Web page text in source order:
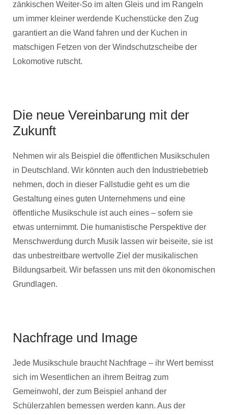
zänkischen Weiter-So im alten Gleis und im Rangeln
um immer kleiner werdende Kuchenstücke den Zug
garantiert an die Wand fahren und der Kuchen in
matschigen Fetzen von der Windschutzscheibe der
Lokomotive rutscht.
Die neue Vereinbarung mit der
Zukunft
Nehmen wir als Beispiel die öffentlichen Musikschulen
in Deutschland. Wir könnten auch den Industriebetrieb
nehmen, doch in dieser Fallstudie geht es um die
Gestaltung eines guten Unternehmens und eine
öffentliche Musikschule ist auch eines – sofern sie
etwas unternimmt. Die humanistische Perspektive der
Menschwerdung durch Musik lassen wir beiseite, sie ist
das unbestreitbare wertvolle Ziel der musikalischen
Bildungsarbeit. Wir befassen uns mit den ökonomischen
Grundlagen.
Nachfrage und Image
Jede Musikschule braucht Nachfrage – ihr Wert bemisst
sich im Wesentlichen an ihrem Beitrag zum
Gemeinwohl, der zum Beispiel anhand der
Schülerzahlen bemessen werden kann. Aus der